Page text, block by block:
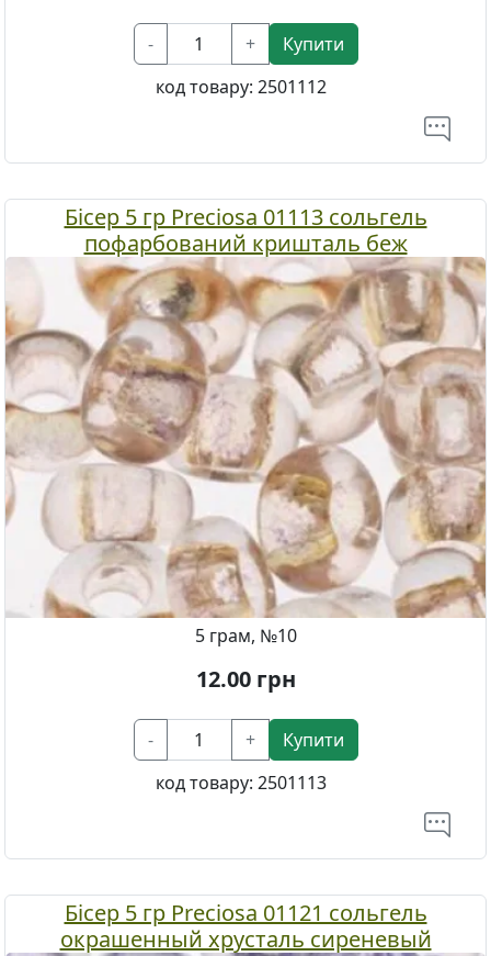
- +
Купити
код товару: 2501112
Бісер 5 гр Preciosa 01113 сольгель
пофарбований кришталь беж
5 грам, №10
12.00грн
- +
Купити
код товару: 2501113
Бісер 5 гр Preciosa 01121 сольгель
окрашенный хрусталь сиреневый